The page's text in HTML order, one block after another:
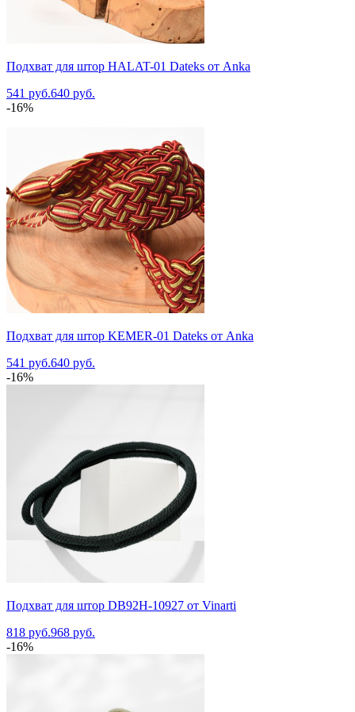
Подхват для штор HALAT-01 Dateks от Anka
541 руб.640 руб.
-16%
Подхват для штор KEMER-01 Dateks от Anka
541 руб.640 руб.
-16%
Подхват для штор DB92H-10927 от Vinarti
818 руб.968 руб.
-16%